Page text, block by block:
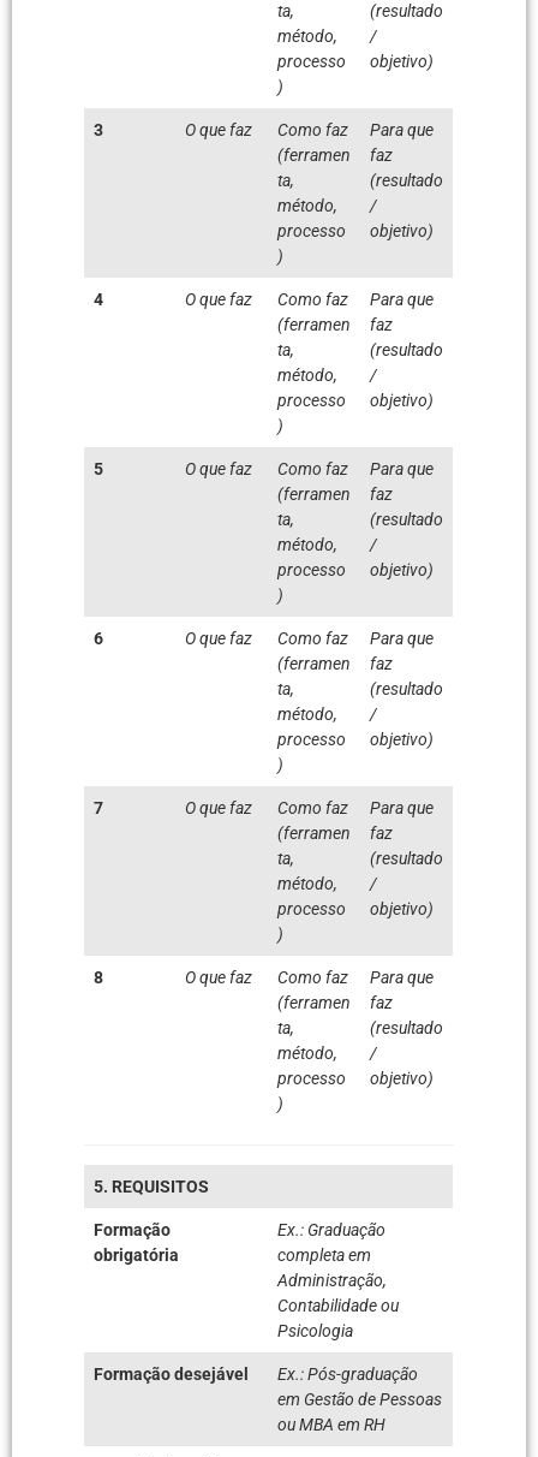
ta,
método,
processo
)
(resultado
/
objetivo)
3 O que faz
Como faz
(ferramen
ta,
método,
processo
)
Para que
faz
(resultado
/
objetivo)
4 O que faz
Como faz
(ferramen
ta,
método,
processo
)
Para que
faz
(resultado
/
objetivo)
5 O que faz
Como faz
(ferramen
ta,
método,
processo
)
Para que
faz
(resultado
/
objetivo)
6 O que faz
Como faz
(ferramen
ta,
método,
processo
)
Para que
faz
(resultado
/
objetivo)
7 O que faz
Como faz
(ferramen
ta,
método,
processo
)
Para que
faz
(resultado
/
objetivo)
8 O que faz
Como faz
(ferramen
ta,
método,
processo
)
Para que
faz
(resultado
/
objetivo)
5. REQUISITOS
Formação
obrigatória
Ex.: Graduação
completa em
Administração,
Contabilidade ou
Psicologia
Formação desejável
Ex.: Pós-graduação
em Gestão de Pessoas
ou MBA em RH